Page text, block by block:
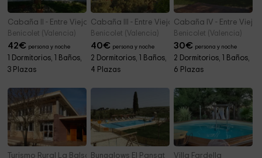
Cabaña II - Entre Viejos Olivos
Benicolet (Valencia)
42€ persona y noche
1 Dormitorios, 1 Baños,
3 Plazas
Cabaña III - Entre Viejos Olivos
Benicolet (Valencia)
40€ persona y noche
2 Dormitorios, 1 Baños,
4 Plazas
Cabaña IV - Entre
Benicolet (Valencia)
30€ persona y noche
2 Dormitorios, 1 Baños,
6 Plazas
Turismo Rural La Balsa Bungalows El Pansat Villa Fardella